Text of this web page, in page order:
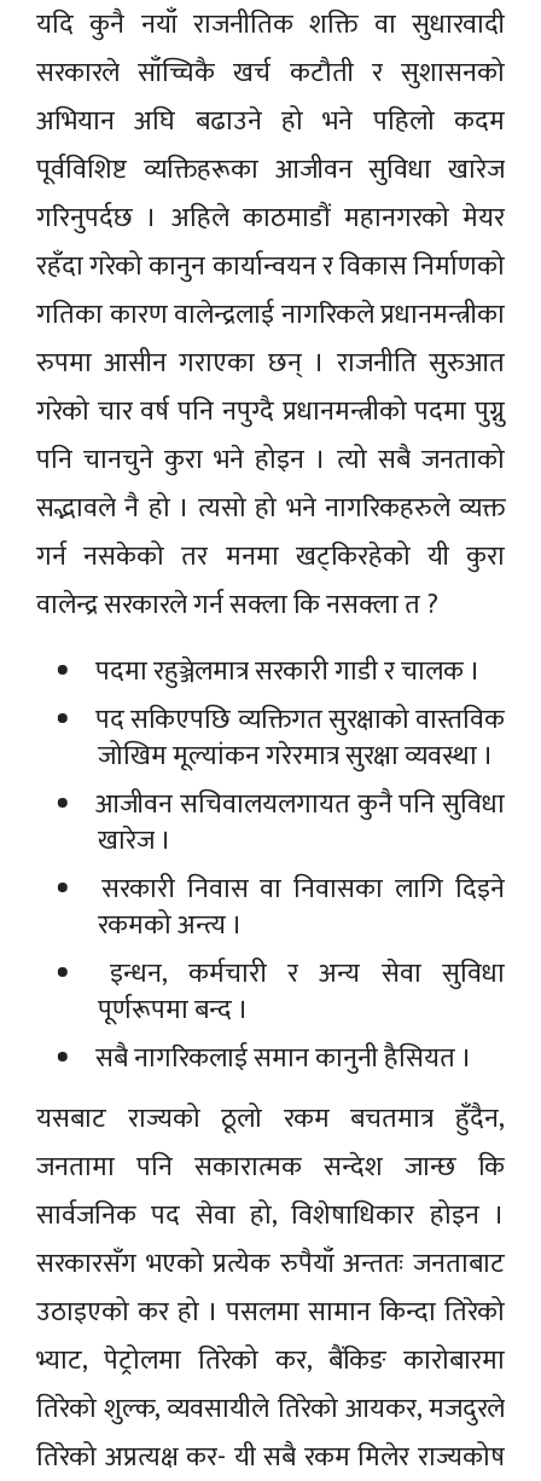
यदि कुनै नयाँ राजनीतिक शक्ति वा सुधारवादी
सरकारले साँच्चिकै खर्च कटौती र सुशासनको
अभियान अघि बढाउने हो भने पहिलो कदम
पूर्वविशिष्ट व्यक्तिहरूका आजीवन सुविधा खारेज
गरिनुपर्दछ । अहिले काठमाडौं महानगरको मेयर
रहँदा गरेको कानुन कार्यान्वयन र विकास निर्माणको
गतिका कारण वालेन्द्रलाई नागरिकले प्रधानमन्त्रीका
रुपमा आसीन गराएका छन् । राजनीति सुरुआत
गरेको चार वर्ष पनि नपुग्दै प्रधानमन्त्रीको पदमा पुग्नु
पनि चानचुने कुरा भने होइन । त्यो सबै जनताको
सद्भावले नै हो । त्यसो हो भने नागरिकहरुले व्यक्त
गर्न नसकेको तर मनमा खट्किरहेको यी कुरा
वालेन्द्र सरकारले गर्न सक्ला कि नसक्ला त ?
पदमा रहुञ्जेलमात्र सरकारी गाडी र चालक ।
पद सकिएपछि व्यक्तिगत सुरक्षाको वास्तविक
जोखिम मूल्यांकन गरेरमात्र सुरक्षा व्यवस्था ।
आजीवन सचिवालयलगायत कुनै पनि सुविधा
खारेज ।
सरकारी निवास वा निवासका लागि दिइने
रकमको अन्त्य ।
इन्धन, कर्मचारी र अन्य सेवा सुविधा
पूर्णरूपमा बन्द ।
सबै नागरिकलाई समान कानुनी हैसियत ।
यसबाट राज्यको ठूलो रकम बचतमात्र हुँदैन,
जनतामा पनि सकारात्मक सन्देश जान्छ कि
सार्वजनिक पद सेवा हो, विशेषाधिकार होइन ।
सरकारसँग भएको प्रत्येक रुपैयाँ अन्ततः जनताबाट
उठाइएको कर हो । पसलमा सामान किन्दा तिरेको
भ्याट, पेट्रोलमा तिरेको कर, बैंकिङ कारोबारमा
तिरेको शुल्क, व्यवसायीले तिरेको आयकर, मजदुरले
तिरेको अप्रत्यक्ष कर- यी सबै रकम मिलेर राज्यकोष